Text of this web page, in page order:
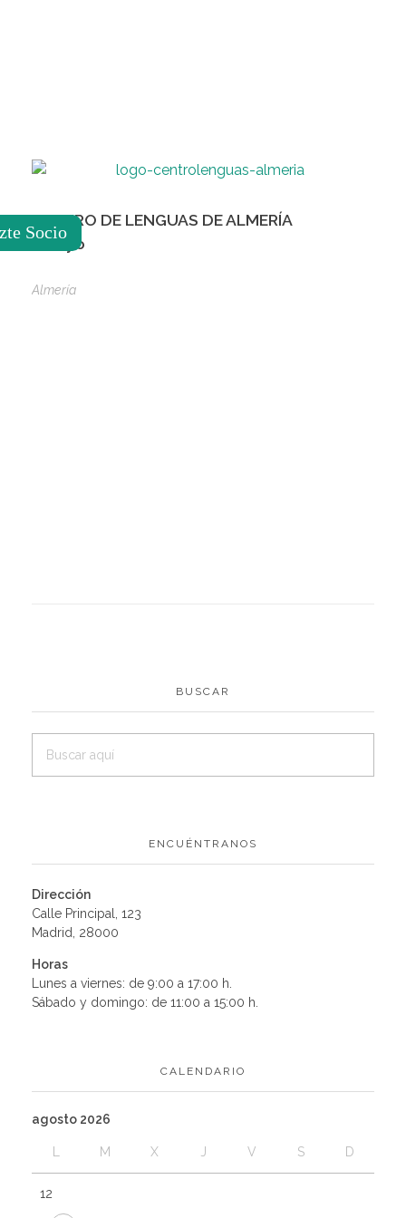
CENTRO DE LENGUAS DE ALMERÍA
El Toyo
Almería
BUSCAR
ENCUÉNTRANOS
Dirección
Calle Principal, 123
Madrid, 28000
Horas
Lunes a viernes: de 9:00 a 17:00 h.
Sábado y domingo: de 11:00 a 15:00 h.
CALENDARIO
agosto 2026
L M X J V S D
12
Socio